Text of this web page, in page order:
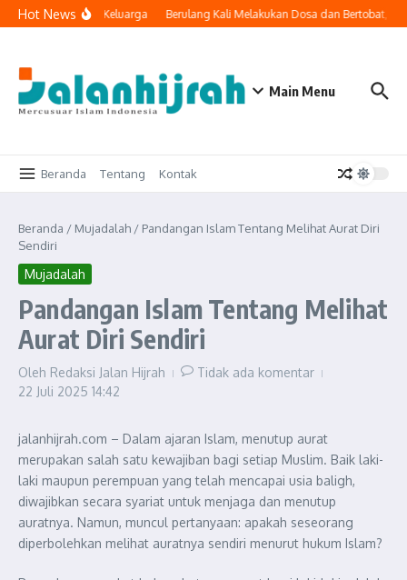
Lewati ke konten
Hot News
Masuk ke Ruang Keluarga Berulang Kali Melakukan Dosa dan Bertobat,
Main Menu
Beranda Tentang Kontak
Beranda / Mujadalah / Pandangan Islam Tentang Melihat Aurat Diri
Sendiri
Mujadalah
Pandangan Islam Tentang Melihat
Aurat Diri Sendiri
Oleh Redaksi Jalan Hijrah
Tidak ada komentar
22 Juli 2025 14:42
jalanhijrah.com – Dalam ajaran Islam, menutup aurat
merupakan salah satu kewajiban bagi setiap Muslim. Baik laki-
laki maupun perempuan yang telah mencapai usia baligh,
diwajibkan secara syariat untuk menjaga dan menutup
auratnya. Namun, muncul pertanyaan: apakah seseorang
diperbolehkan melihat auratnya sendiri menurut hukum Islam?